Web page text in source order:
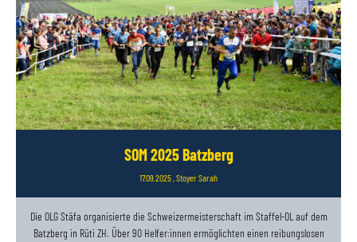
SOM 2025 Batzberg
17.09.2025, Stoyer Sarah
Die OLG Stäfa organisierte die Schweizermeisterschaft im Staffel-OL auf dem
Batzberg in Rüti ZH. Über 90 Helfer:innen ermöglichten einen reibungslosen